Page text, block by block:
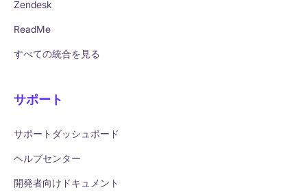
Zendesk
ReadMe
すべての統合を見る
サポート
サポートダッシュボード
ヘルプセンター
開発者向けドキュメント